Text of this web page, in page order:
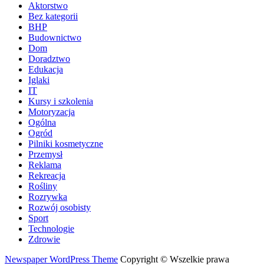
Aktorstwo
Bez kategorii
BHP
Budownictwo
Dom
Doradztwo
Edukacja
Iglaki
IT
Kursy i szkolenia
Motoryzacja
Ogólna
Ogród
Pilniki kosmetyczne
Przemysł
Reklama
Rekreacja
Rośliny
Rozrywka
Rozwój osobisty
Sport
Technologie
Zdrowie
Newspaper WordPress Theme Copyright © Wszelkie prawa